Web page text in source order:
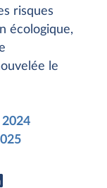
risques
écologique,
le